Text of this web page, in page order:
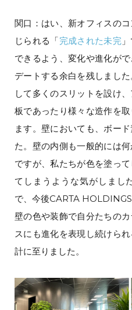
関口：はい、新オフィスの
じられる「完成された未完
できるよう、変化や進化が
デートする余白を残しまし
して多くのスリットを設け
板であったり様々な造作を
ます。壁においても、ボー
た。壁の内側も一般的には
ですが、私たちが色を塗っ
てしまうような気がしまし
で、今後CARTA HOLDINGS
壁の色や装飾で自分たちの
スにも進化を表現し続けら
計に至りました。